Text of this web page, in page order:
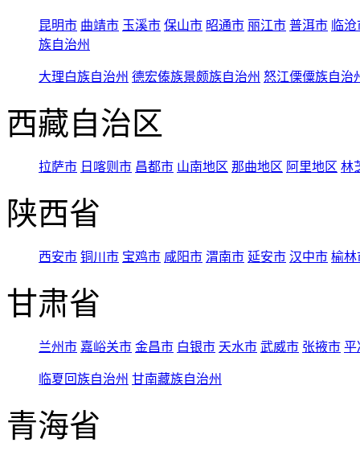
昆明市 曲靖市 玉溪市 保山市 昭通市 丽江市 普洱市 临
族自治州
大理白族自治州 德宏傣族景颇族自治州 怒江傈僳族自治
西藏自治区
拉萨市 日喀则市 昌都市 山南地区 那曲地区 阿里地区 林
陕西省
西安市 铜川市 宝鸡市 咸阳市 渭南市 延安市 汉中市 榆林
甘肃省
兰州市 嘉峪关市 金昌市 白银市 天水市 武威市 张掖市 平
临夏回族自治州 甘南藏族自治州
青海省